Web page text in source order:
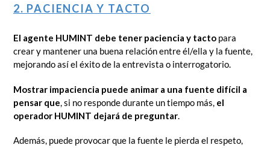
2. PACIENCIA Y TACTO
El agente HUMINT debe tener paciencia y tacto para
crear y mantener una buena relación entre él/ella y la fuente,
mejorando así el éxito de la entrevista o interrogatorio.
Mostrar impaciencia puede animar a una fuente difícil a
pensar que, si no responde durante un tiempo más, el
operador HUMINT dejará de preguntar.
Además, puede provocar que la fuente le pierda el respeto,